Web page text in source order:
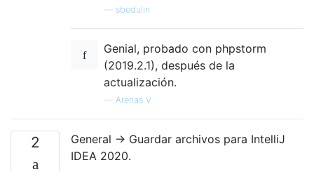
sbedulin
Genial, probado con phpstorm
(2019.2.1), después de la
actualización.
— Arenas V.
2
General -> Guardar archivos para IntelliJ
IDEA 2020.